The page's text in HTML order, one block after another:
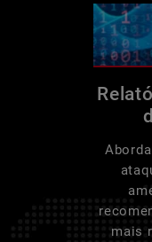
mais